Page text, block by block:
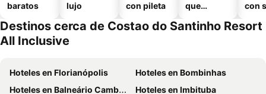
baratos
lujo
con pileta
que
mascotas
con
Destinos cerca de Costao do Santinho Resort
All Inclusive
Hoteles en Florianópolis
Hoteles en Bombinhas
Hoteles en Balneário Camboriú
Hoteles en Imbituba